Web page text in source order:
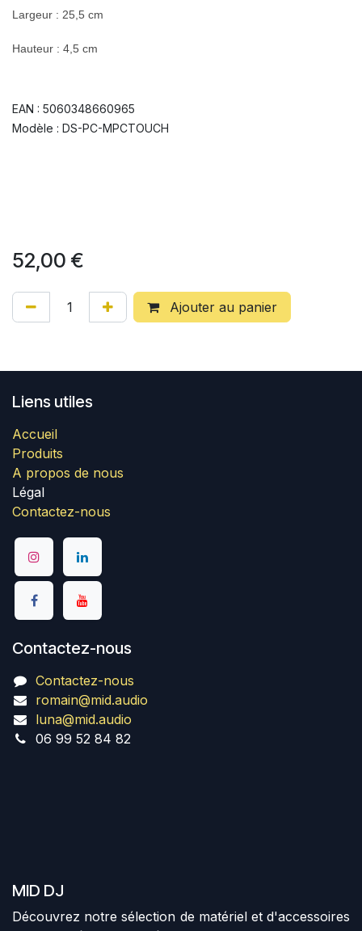
Largeur : 25,5 cm
Hauteur : 4,5 cm
EAN : 5060348660965
Modèle : DS-PC-MPCTOUCH
52,00 €
Ajouter au panier
Liens utiles
Accueil
Produits
A propos de nous
Légal
Contactez-nous
Contactez-nous
Contactez-nous
romain@mid.audio
luna@mid.audio
06 99 52 84 82
MID DJ
Découvrez notre sélection de matériel et d'accessoires